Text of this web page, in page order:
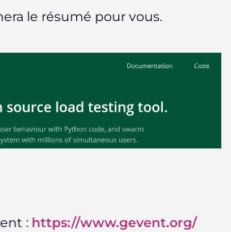
le résumé pour vous.
: https://www.gevent.org/